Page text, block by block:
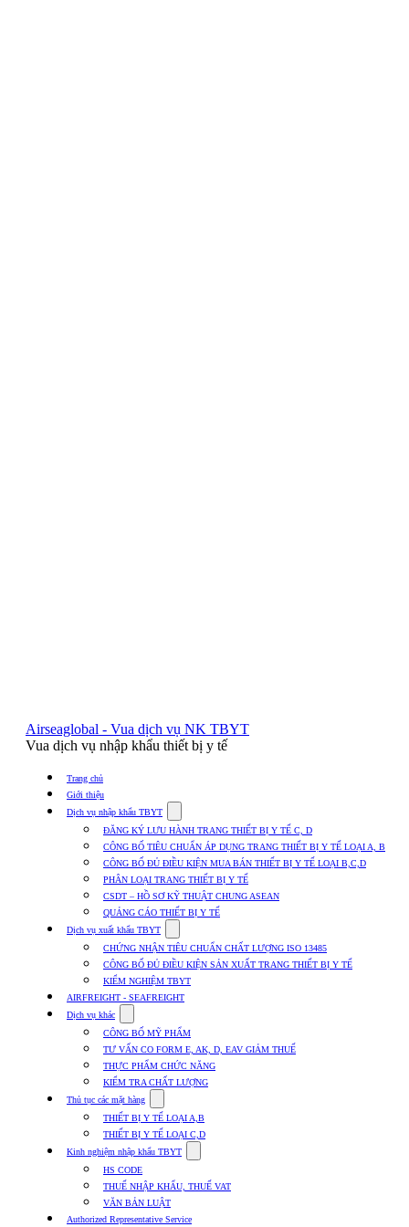
Airseaglobal - Vua dịch vụ NK TBYT
Vua dịch vụ nhập khẩu thiết bị y tế
Trang chủ
Giới thiệu
Dịch vụ nhập khẩu TBYT
submenu
for
Dịch
vụ
nhập
khẩu
TBYT
ĐĂNG KÝ LƯU HÀNH TRANG THIẾT BỊ Y TẾ C, D
CÔNG BỐ TIÊU CHUẨN ÁP DỤNG TRANG THIẾT BỊ Y TẾ LOẠI A, B
CÔNG BỐ ĐỦ ĐIỀU KIỆN MUA BÁN THIẾT BỊ Y TẾ LOẠI B,C,D
PHÂN LOẠI TRANG THIẾT BỊ Y TẾ
CSDT – HỒ SƠ KỸ THUẬT CHUNG ASEAN
QUẢNG CÁO THIẾT BỊ Y TẾ
Dịch vụ xuất khẩu TBYT
submenu
for
Dịch
vụ
xuất
TBYT
CHỨNG NHẬN TIÊU CHUẨN CHẤT LƯỢNG ISO 13485
CÔNG BỐ ĐỦ ĐIỀU KIỆN SẢN XUẤT TRANG THIẾT BỊ Y TẾ
KIỂM NGHIỆM TBYT
AIRFREIGHT - SEAFREIGHT
Dịch vụ khác
submenu
for
Dịch
vụ
khác
CÔNG BỐ MỸ PHẨM
TƯ VẤN CO FORM E, AK, D, EAV GIẢM THUẾ
THỰC PHẨM CHỨC NĂNG
KIỂM TRA CHẤT LƯỢNG
Thủ tục các mặt hàng
submenu
for
Thủ
tục
mặt
hàng
THIẾT BỊ Y TẾ LOẠI A,B
THIẾT BỊ Y TẾ LOẠI C,D
Kinh nghiệm nhập khẩu TBYT
submenu
Kinh
HS CODE
THUẾ NHẬP KHẨU, THUẾ VAT
VĂN BẢN LUẬT
Authorized Representative Service